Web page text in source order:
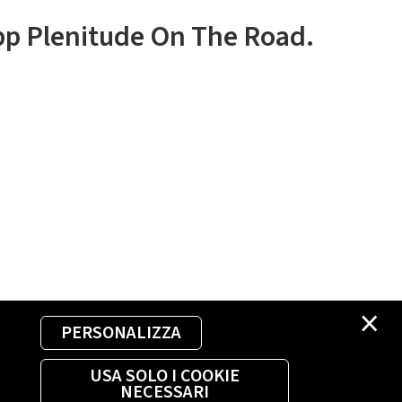
×
PERSONALIZZA
USA SOLO I COOKIE
NECESSARI
Plenitude On The Road.